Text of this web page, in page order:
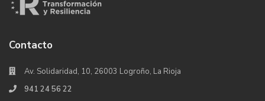
Contacto
Av. Solidaridad, 10, 26003 Logroño, La Rioja
941 24 56 22